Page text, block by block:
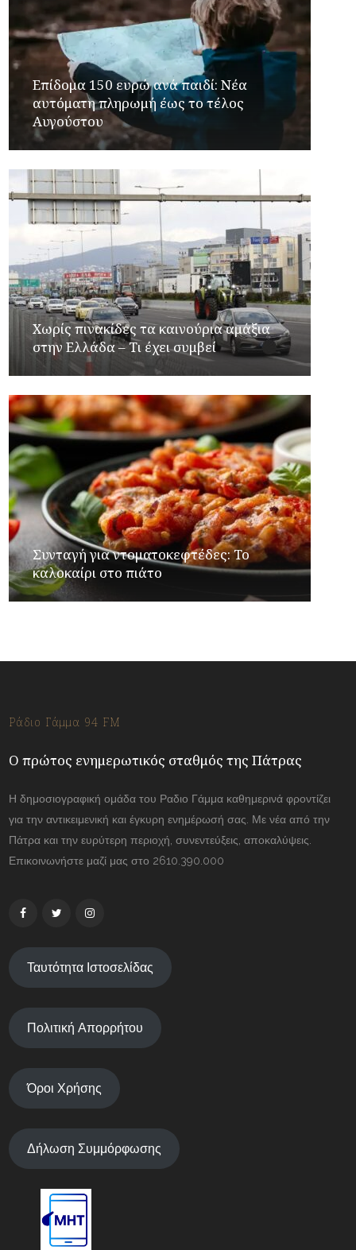
Επίδομα 150 ευρώ ανά παιδί: Νέα
αυτόματη πληρωμή έως το τέλος
Αυγούστου
Χωρίς πινακίδες τα καινούρια αμάξια
στην Ελλάδα – Τι έχει συμβεί
Συνταγή για ντοματοκεφτέδες: Το
καλοκαίρι στο πιάτο
Ράδιο Γάμμα 94 FM
Ο πρώτος ενημερωτικός σταθμός της Πάτρας
Η δημοσιογραφική ομάδα του Ραδιο Γάμμα καθημερινά φροντίζει
για την αντικειμενική και έγκυρη ενημέρωσή σας. Με νέα από την
Πάτρα και την ευρύτερη περιοχή, συνεντεύξεις, αποκαλύψεις.
Επικοινωνήστε μαζί μας στο 2610.390.000
Ταυτότητα Ιστοσελίδας
Πολιτική Απορρήτου
Όροι Χρήσης
Δήλωση Συμμόρφωσης